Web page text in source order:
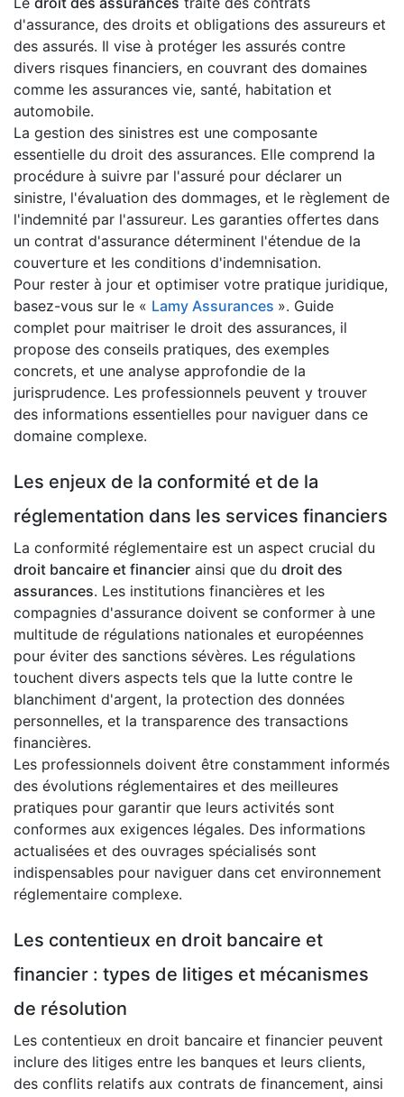
d'assurance, des droits et obligations des assureurs et
des assurés. Il vise à protéger les assurés contre
divers risques financiers, en couvrant des domaines
comme les assurances vie, santé, habitation et
automobile.
La gestion des sinistres est une composante
essentielle du droit des assurances. Elle comprend la
procédure à suivre par l'assuré pour déclarer un
sinistre, l'évaluation des dommages, et le règlement de
l'indemnité par l'assureur. Les garanties offertes dans
un contrat d'assurance déterminent l'étendue de la
couverture et les conditions d'indemnisation.
Pour rester à jour et optimiser votre pratique juridique,
basez-vous sur le « Lamy Assurances ». Guide
complet pour maitriser le droit des assurances, il
propose des conseils pratiques, des exemples
concrets, et une analyse approfondie de la
jurisprudence. Les professionnels peuvent y trouver
des informations essentielles pour naviguer dans ce
domaine complexe.
Les enjeux de la conformité et de la
réglementation dans les services financiers
La conformité réglementaire est un aspect crucial du
droit bancaire et financier ainsi que du droit des
assurances. Les institutions financières et les
compagnies d'assurance doivent se conformer à une
multitude de régulations nationales et européennes
pour éviter des sanctions sévères. Les régulations
touchent divers aspects tels que la lutte contre le
blanchiment d'argent, la protection des données
personnelles, et la transparence des transactions
financières.
Les professionnels doivent être constamment informés
des évolutions réglementaires et des meilleures
pratiques pour garantir que leurs activités sont
conformes aux exigences légales. Des informations
actualisées et des ouvrages spécialisés sont
indispensables pour naviguer dans cet environnement
réglementaire complexe.
Les contentieux en droit bancaire et
financier : types de litiges et mécanismes
de résolution
Les contentieux en droit bancaire et financier peuvent
inclure des litiges entre les banques et leurs clients,
des conflits relatifs aux contrats de financement, ainsi